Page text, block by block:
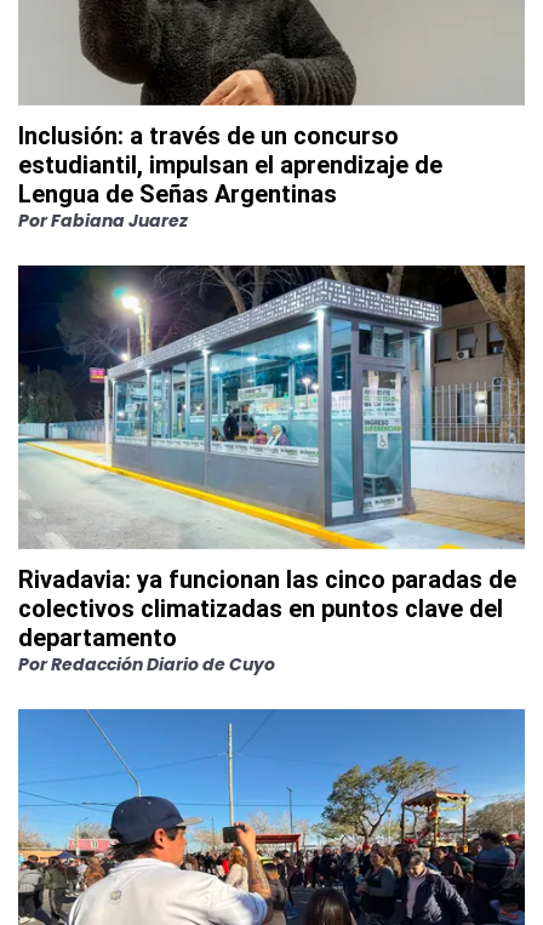
Inclusión: a través de un concurso
estudiantil, impulsan el aprendizaje de
Lengua de Señas Argentinas
PorFabiana Juarez
Rivadavia: ya funcionan las cinco paradas de
colectivos climatizadas en puntos clave del
departamento
PorRedacción Diario de Cuyo